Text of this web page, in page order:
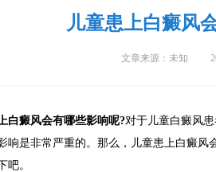
儿童患上白癜风
文章来源：未知
白癜风会有哪些影响呢?对于儿童白癜风
响是非常严重的。那么，儿童患上白癜风
吧。